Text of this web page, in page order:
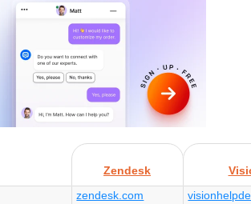
Zendesk
zendesk.com